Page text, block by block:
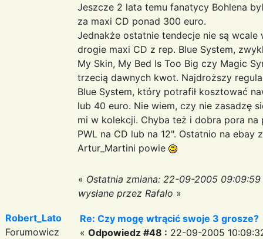
Jeszcze 2 lata temu fanatycy Bohlena
za maxi CD ponad 300 euro.
Jednakże ostatnie tendecje nie są
drogie maxi CD z rep. Blue System,
My Skin, My Bed Is Too Big czy Magic
trzecią dawnych kwot. Najdroższy
Blue System, który potrafił kosztować
lub 40 euro. Nie wiem, czy nie zasadzę
mi w kolekcji. Chyba też i dobra pora
PWL na CD lub na 12". Ostatnio na ebay
Artur_Martini powie
« Ostatnia zmiana: 22-09-2005 09:09:59
wysłane przez Rafalo »
Robert_Lato
Forumowicz
Re: Czy mogę wtrącić swoje 3 grosze?
« Odpowiedz #48 : 22-09-2005